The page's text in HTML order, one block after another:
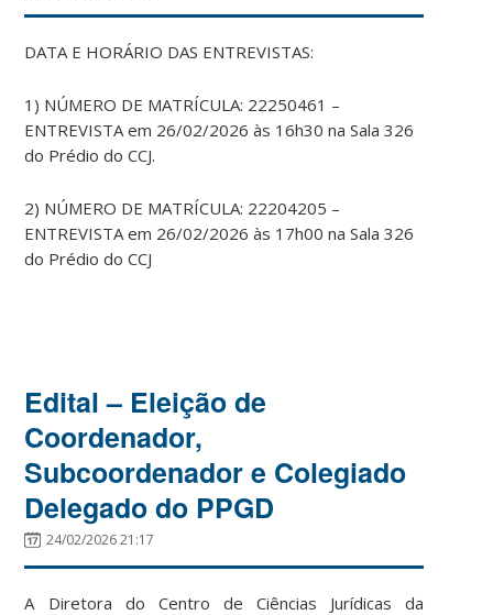
DATA E HORÁRIO DAS ENTREVISTAS:
1) NÚMERO DE MATRÍCULA: 22250461 –
ENTREVISTA em 26/02/2026 às 16h30 na Sala 326
do Prédio do CCJ.
2) NÚMERO DE MATRÍCULA: 22204205 –
ENTREVISTA em 26/02/2026 às 17h00 na Sala 326
do Prédio do CCJ
Edital – Eleição de
Coordenador,
Subcoordenador e Colegiado
Delegado do PPGD
24/02/2026 21:17
A Diretora do Centro de Ciências Jurídicas da